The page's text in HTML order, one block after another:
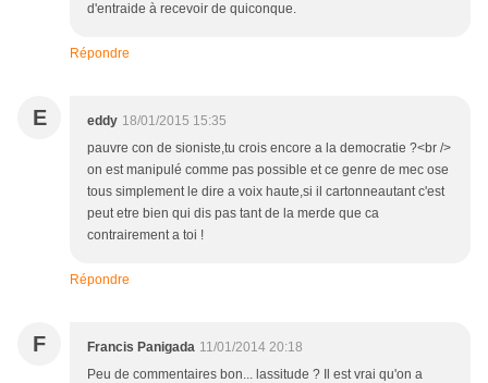
d'entraide à recevoir de quiconque.
Répondre
E eddy 18/01/2015 15:35
pauvre con de sioniste,tu crois encore a la democratie ?<br />
on est manipulé comme pas possible et ce genre de mec ose
tous simplement le dire a voix haute,si il cartonneautant c'est
peut etre bien qui dis pas tant de la merde que ca
contrairement a toi !
Répondre
F Francis Panigada 11/01/2014 20:18
Peu de commentaires bon... lassitude ? Il est vrai qu'on a